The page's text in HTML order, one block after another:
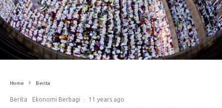
Home Berita
Berita Ekonomi Berbagi · 11 years ago